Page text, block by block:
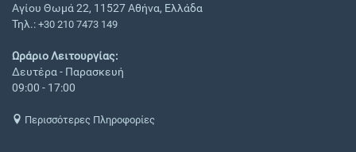
Αγίου Θωμά 22, 11527 Αθήνα, Ελλάδα
Τηλ.: +30 210 7473 149
Ωράριο Λειτουργίας:
Δευτέρα - Παρασκευή
09:00 - 17:00
Περισσότερες Πληροφορίες